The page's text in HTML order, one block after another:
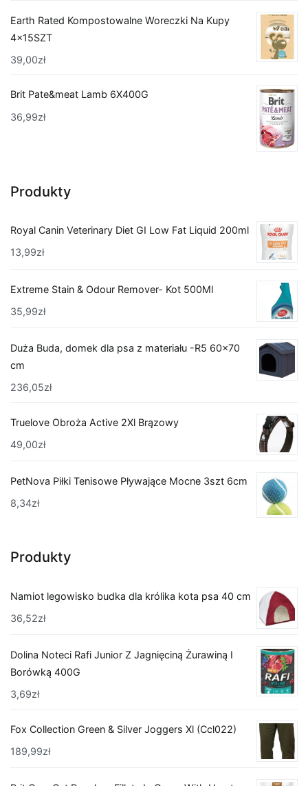
Earth Rated Kompostowalne Woreczki Na Kupy
4x15SZT
39,00zł
Brit Pate&meat Lamb 6X400G
36,99zł
Produkty
Royal Canin Veterinary Diet GI Low Fat Liquid 200ml
13,99zł
Extreme Stain & Odour Remover- Kot 500Ml
35,99zł
Duża Buda, domek dla psa z materiału -R5 60x70
cm
236,05zł
Truelove Obroża Active 2Xl Brązowy
49,00zł
PetNova Piłki Tenisowe Pływające Mocne 3szt 6cm
8,34zł
Produkty
Namiot legowisko budka dla królika kota psa 40 cm
36,52zł
Dolina Noteci Rafi Junior Z Jagnięciną Żurawiną I
Borówką 400G
3,69zł
Fox Collection Green & Silver Joggers Xl (Ccl022)
189,99zł